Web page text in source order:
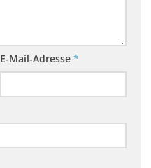
E-Mail-Adresse *